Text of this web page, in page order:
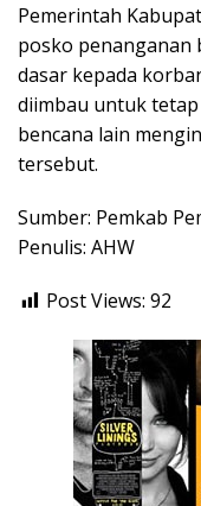
Pemerintah
posko penanganan
dasar kepada
diimbau untuk
bencana lain
tersebut.
Sumber: Pemkab
Penulis: AHW
Post Views: 92